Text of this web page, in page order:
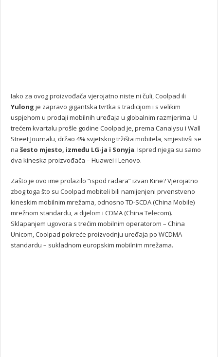
Iako za ovog proizvođača vjerojatno niste ni čuli, Coolpad ili
Yulong je zapravo gigantska tvrtka s tradicijom i s velikim
uspjehom u prodaji mobilnih uređaja u globalnim razmjerima. U
trećem kvartalu prošle godine Coolpad je, prema Canalysu i Wall
Street Journalu, držao 4% svjetskog tržišta mobitela, smjestivši se
našesto mjesto, između LG-ja i Sonyja. Ispred njega su samo
dva kineska proizvođača – Huawei i Lenovo.
Zašto je ovo ime prolazilo “ispod radara” izvan Kine? Vjerojatno
zbog toga što su Coolpad mobiteli bili namijenjeni prvenstveno
kineskim mobilnim mrežama, odnosno TD-SCDA (China Mobile)
mrežnom standardu, a dijelom i CDMA (China Telecom).
Sklapanjem ugovora s trećim mobilnim operatorom – China
Unicom, Coolpad pokreće proizvodnju uređaja po WCDMA
standardu – sukladnom europskim mobilnim mrežama.